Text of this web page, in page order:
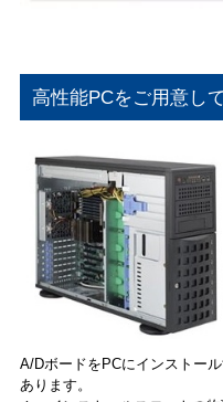
高性能PCをご用意し
A/DボードをPCにインストー
あります。